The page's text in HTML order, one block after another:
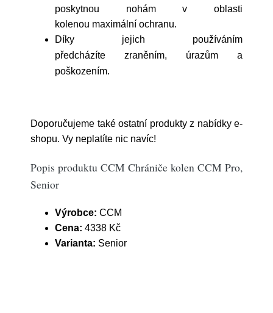
poskytnou nohám v oblasti
kolenou maximální ochranu.
Díky jejich používáním
předcházíte zraněním, úrazům a
poškozením.
Doporučujeme také ostatní produkty z nabídky e-
shopu. Vy neplatíte nic navíc!
Popis produktu CCM Chrániče kolen CCM Pro,
Senior
Výrobce: CCM
Cena: 4338 Kč
Varianta: Senior